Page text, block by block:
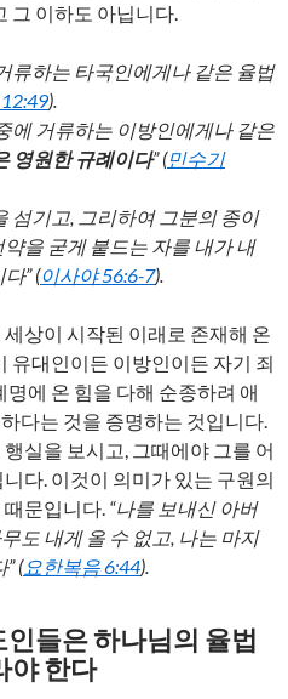
그 이하도 아닙니다.
류하는 타국인에게나 같은 율법
).
에 거류하는 이방인에게나 같은
영원한 규례이다” (민수기
섬기고, 그리하여 그분의 종이
을 굳게 붙드는 자를 내가 내
” (이사야 56:6-7).
상이 시작된 이래로 존재해 온
유대인이든 이방인이든 자기 죄
에 온 힘을 다해 순종하려 애
다는 것을 증명하는 것입니다.
실을 보시고, 그때에야 그를 어
다. 이것이 의미가 있는 구원의
때문입니다. “나를 보내신 아버
도 내게 올 수 없고, 나는 마지
(요한복음 6:44).
들은 하나님의 율법
야 한다